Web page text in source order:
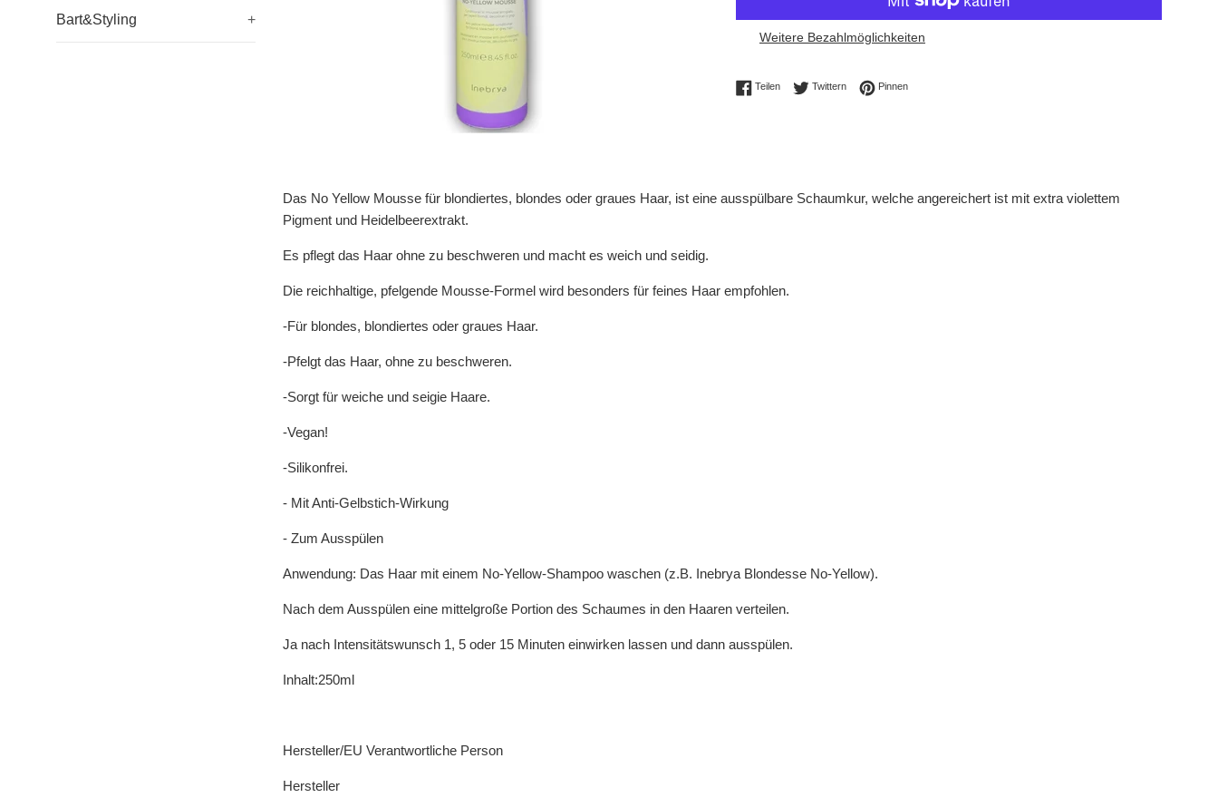
Bart&Styling +
Weitere Bezahlmöglichkeiten
TeilenAuf Facebook teilen
TwitternAuf Twitter twittern
PinnenAuf Pinterest pinnen
Das No Yellow Mousse für blondiertes, blondes oder graues Haar, ist eine ausspülbare Schaumkur, welche angereichert ist mit extra violettem
Pigment und Heidelbeerextrakt.
Es pflegt das Haar ohne zu beschweren und macht es weich und seidig.
Die reichhaltige, pfelgende Mousse-Formel wird besonders für feines Haar empfohlen.
-Für blondes, blondiertes oder graues Haar.
-Pfelgt das Haar, ohne zu beschweren.
-Sorgt für weiche und seigie Haare.
-Vegan!
-Silikonfrei.
- Mit Anti-Gelbstich-Wirkung
- Zum Ausspülen
Anwendung: Das Haar mit einem No-Yellow-Shampoo waschen (z.B. Inebrya Blondesse No-Yellow).
Nach dem Ausspülen eine mittelgroße Portion des Schaumes in den Haaren verteilen.
Ja nach Intensitätswunsch 1, 5 oder 15 Minuten einwirken lassen und dann ausspülen.
Inhalt:250ml
Hersteller/EU Verantwortliche Person
Hersteller